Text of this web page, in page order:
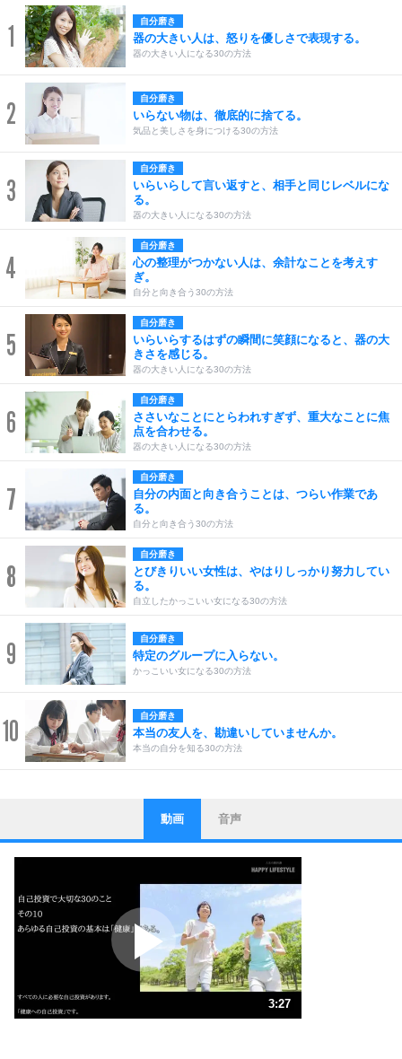
1 自分磨き
器の大きい人は、怒りを優しさで表現する。
器の大きい人になる30の方法
2 自分磨き
いらない物は、徹底的に捨てる。
気品と美しさを身につける30の方法
3
自分磨き
いらいらして言い返すと、相手と同じレベルにな
る。
器の大きい人になる30の方法
4
自分磨き
心の整理がつかない人は、余計なことを考えす
ぎ。
自分と向き合う30の方法
5
自分磨き
いらいらするはずの瞬間に笑顔になると、器の大
きさを感じる。
器の大きい人になる30の方法
6
自分磨き
ささいなことにとらわれすぎず、重大なことに焦
点を合わせる。
器の大きい人になる30の方法
7
自分磨き
自分の内面と向き合うことは、つらい作業であ
る。
自分と向き合う30の方法
8
自分磨き
とびきりいい女性は、やはりしっかり努力してい
る。
自立したかっこいい女になる30の方法
9 自分磨き
特定のグループに入らない。
かっこいい女になる30の方法
10 自分磨き
本当の友人を、勘違いしていませんか。
本当の自分を知る30の方法
1
ストレス対策
他人と比べない。
いっそのこと、他人を見ない。
いらいらしない人になる30の方法
プラス思考
ポジティブになれない原因は、行動しないから。
ポジティブ思考になる30の方法
ストレス対策
人生、なんとかなるもの。
気楽に生きる30の方法
動画 音声
3:27